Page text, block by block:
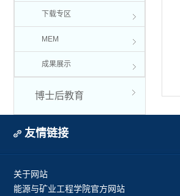
下载专区
MEM
成果展示
博士后教育
友情链接
关于网站
能源与矿业工程学院官方网站